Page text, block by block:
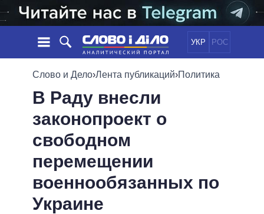
УКР РОС
НОВОСТИ
ЛЕНТА
СОБЫТИЯ
СТАТЬИ
ОБЗОРЫ
ДАЙДЖЕСТЫ
ПОЛИТИКА
ЭКОНОМИКА
ОБЕЩАНИЯ
ПОЛИТИКИ
ВСЕ ПОЛИТИКИ
ПРЕЗИДЕНТ И ОФИС
ВЕРХОВНАЯ РАДА
КАБИНЕТ МИНИСТРОВ
ИНФОГРАФИКА
ВИДЕО
ПОДДЕРЖАТЬ
Слово и Дело›Лента публикаций›Политика
В Раду внесли
законопроект о
свободном
перемещении
военнообязанных по
Украине